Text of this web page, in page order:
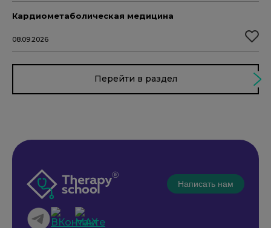
Кардиометаболическая медицина
08.09.2026
Перейти в раздел
Написать нам